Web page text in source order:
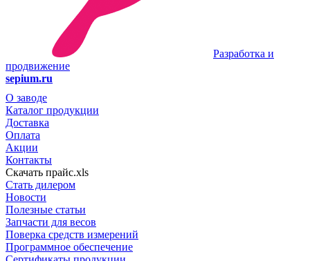
Разработка и
продвижение
sepium.ru
О заводе
Каталог продукции
Доставка
Оплата
Акции
Контакты
Скачать прайс.xls
Стать дилером
Новости
Полезные статьи
Запчасти для весов
Поверка средств измерений
Программное обеспечение